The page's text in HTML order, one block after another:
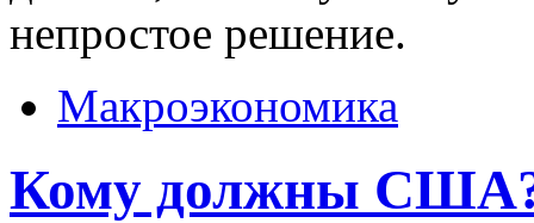
непростое решение.
Макроэкономика
Кому должны